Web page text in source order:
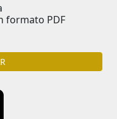
formato PDF